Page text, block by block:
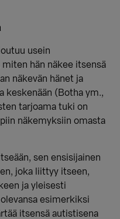
usein
hän näkee itsensä
näkevän hänet ja
keskenään (Botha ym.,
tarjoama tuki on
näkemyksiin omasta
sen ensisijainen
joka liittyy itseen,
ja yleisesti
esimerkiksi
itsensä autistisena